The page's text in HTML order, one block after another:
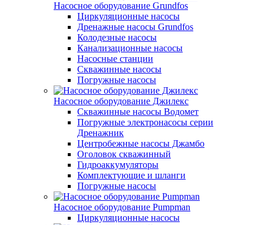
Насосное оборудование Grundfos
Циркуляционные насосы
Дренажные насосы Grundfos
Колодезные насосы
Канализационные насосы
Насосные станции
Скважинные насосы
Погружные насосы
Насосное оборудование Джилекс
Скважинные насосы Водомет
Погружные электронасосы серии
Дренажник
Центробежные насосы Джамбо
Оголовок скважинный
Гидроаккумуляторы
Комплектующие и шланги
Погружные насосы
Насосное оборудование Pumpman
Циркуляционные насосы